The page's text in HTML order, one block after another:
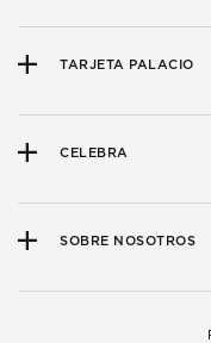
TARJETA PALACIO
CELEBRA
SOBRE NOSOTROS